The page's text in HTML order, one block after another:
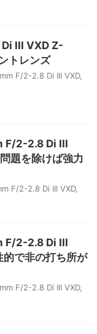
III VXD Z-
トレンズ
F/2-2.8 Di III VXD,
F/2-2.8 Di III
題を除けば強力
F/2-2.8 Di III VXD,
F/2-2.8 Di III
で非の打ち所が
F/2-2.8 Di III VXD,